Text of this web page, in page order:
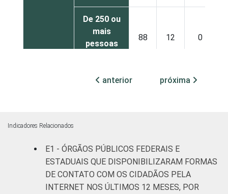
De 250 ou
mais
pessoas
88 12 0
Não
Sociedade da Informação (Cetic.br),
Pesquisa sobre o uso das tecnologias de
informação e comunicação no setor público
brasileiro - TIC Governo Eletrônico 2019.
anterior próxima
Indicadores Relacionados
E1 - ÓRGÃOS PÚBLICOS FEDERAIS E
ESTADUAIS QUE DISPONIBILIZARAM FORMAS
DE CONTATO COM OS CIDADÃOS PELA
INTERNET NOS ÚLTIMOS 12 MESES, POR